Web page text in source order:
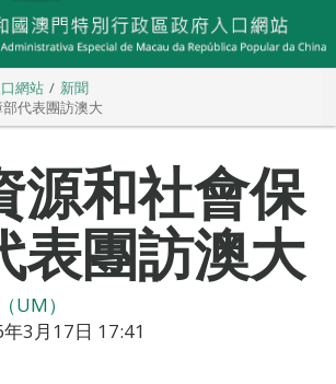
網站
新聞
代表團訪澳大
源和社會保
表團訪澳大
UM）
3月17日 17:41